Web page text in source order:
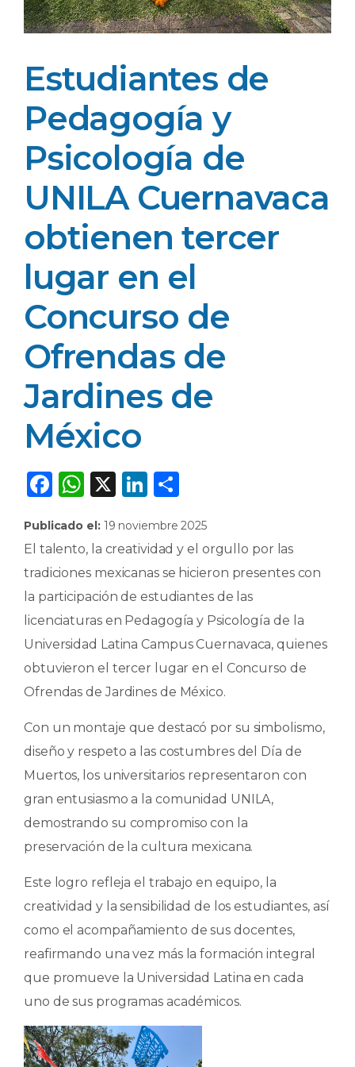
Estudiantes de
Pedagogía y
Psicología de
UNILA Cuernavaca
obtienen tercer
lugar en el
Concurso de
Ofrendas de
Jardines de
México
F
c
e
b
o
o
k
W
a
ts
A
p
p
X
Li
k
e
dI
n
m
p
ar
ti
r
Publicado el: 19 noviembre 2025
El talento, la creatividad y el orgullo por las
tradiciones mexicanas se hicieron presentes con
la participación de estudiantes de las
licenciaturas en Pedagogía y Psicología de la
Universidad Latina Campus Cuernavaca, quienes
obtuvieron el tercer lugar en el Concurso de
Ofrendas de Jardines de México.
Con un montaje que destacó por su simbolismo,
diseño y respeto a las costumbres del Día de
Muertos, los universitarios representaron con
gran entusiasmo a la comunidad UNILA,
demostrando su compromiso con la
preservación de la cultura mexicana.
Este logro refleja el trabajo en equipo, la
creatividad y la sensibilidad de los estudiantes, así
como el acompañamiento de sus docentes,
reafirmando una vez más la formación integral
que promueve la Universidad Latina en cada
uno de sus programas académicos.